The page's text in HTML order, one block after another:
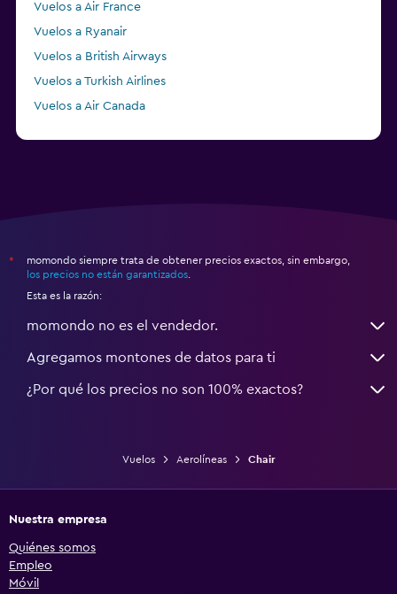
Vuelos a Air France
Vuelos a Ryanair
Vuelos a British Airways
Vuelos a Turkish Airlines
Vuelos a Air Canada
*
momondo siempre trata de obtener precios exactos, sin embargo,
los precios no están garantizados
Esta es la razón:
momondo no es el vendedor.
Agregamos montones de datos para ti
¿Por qué los precios no son 100% exactos?
Vuelos Aerolíneas Chair
Nuestra empresa
Quiénes somos
Empleo
Móvil